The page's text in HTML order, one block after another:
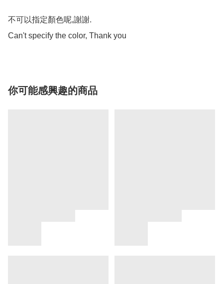
不可以指定顏色呢,謝謝.
你可能感興趣的商品